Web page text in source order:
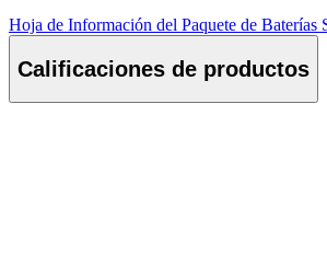
Hoja de Información del Paquete de Baterías
Calificaciones de productos